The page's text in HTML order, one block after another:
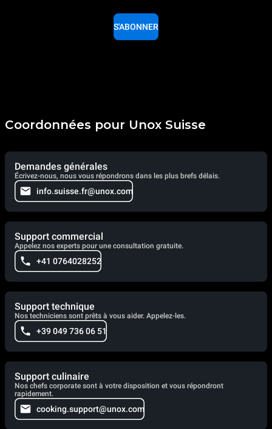
S'ABONNER
Coordonnées pour Unox Suisse
Demandes générales
Écrivez-nous, nous vous répondrons dans les plus brefs délais.
info.suisse.fr@unox.com
Support commercial
Appelez nos experts pour une consultation gratuite.
+41 0764028252
Support technique
Nos techniciens sont prêts à vous aider. Appelez-les.
+39 049 736 06 51
Support culinaire
Nos chefs corporate sont à votre disposition et vous répondront
rapidement.
cooking.support@unox.com